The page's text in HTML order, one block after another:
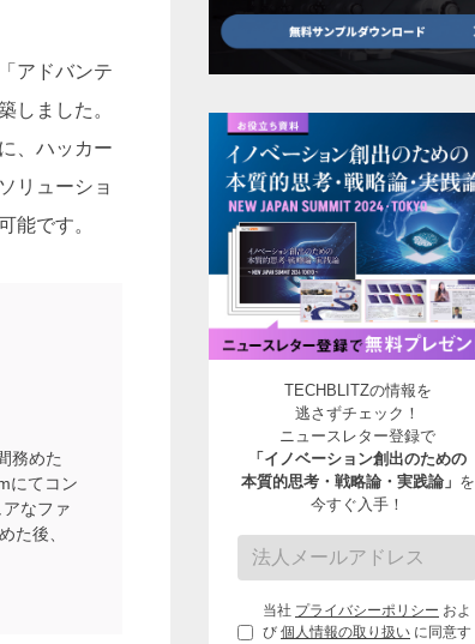
アドバンテ
しました。
、ハッカー
リューショ
可能です。
務めた
にてコン
なファ
た後、
TECHBLITZの情報を
逃さずチェック！
ニュースレター登録で
「イノベーション創出のための
本質的思考・戦略論・実践論」 を
今すぐ入手！
当社 プライバシーポリシー およ
び 個人情報の取り扱い に同意す